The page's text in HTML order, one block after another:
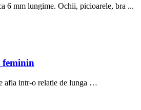
6 mm lungime. Ochii, picioarele, bra ...
feminin
afla intr-o relatie de lunga …